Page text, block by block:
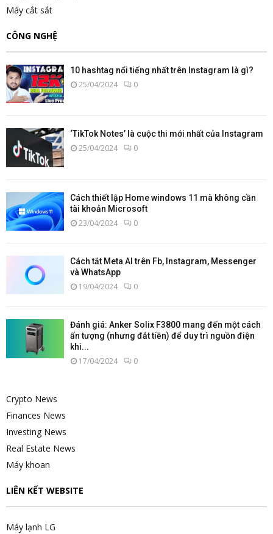
Máy cắt sắt
CÔNG NGHỆ
10 hashtag nổi tiếng nhất trên Instagram là gì?
25/04/2024 0
‘TikTok Notes’ là cuộc thi mới nhất của Instagram
25/04/2024 0
Cách thiết lập Home windows 11 mà không cần
tài khoản Microsoft
23/04/2024 0
Cách tắt Meta AI trên Fb, Instagram, Messenger
và WhatsApp
19/04/2024 0
Đánh giá: Anker Solix F3800 mang đến một cách
ấn tượng (nhưng đắt tiền) để duy trì nguồn điện
khi...
17/04/2024 0
Crypto News
Finances News
Investing News
Real Estate News
Máy khoan
LIÊN KẾT WEBSITE
Máy lạnh LG